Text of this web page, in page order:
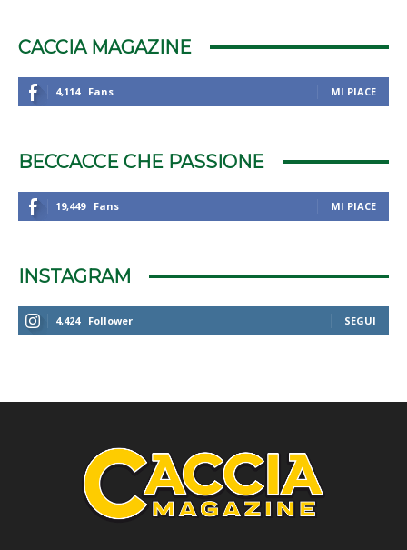
CACCIA MAGAZINE
4,114 Fans MI PIACE
BECCACCE CHE PASSIONE
19,449 Fans MI PIACE
INSTAGRAM
4,424 Follower SEGUI